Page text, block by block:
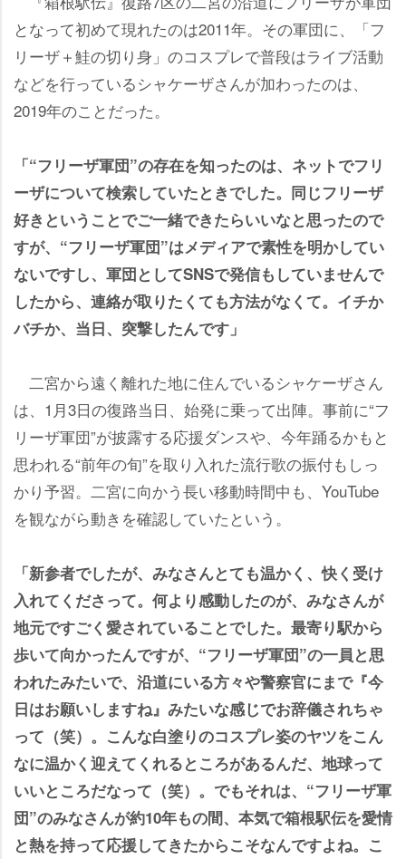
となって初めて現れたのは2011年。その軍団に、「フ
リーザ＋鮭の切り身」のコスプレで普段はライブ活動
などを行っているシャケーザさんが加わったのは、
2019年のことだった。
「“フリーザ軍団”の存在を知ったのは、ネットでフリ
ーザについて検索していたときでした。同じフリーザ
好きということでご一緒できたらいいなと思ったので
すが、“フリーザ軍団”はメディアで素性を明かしてい
ないですし、軍団としてSNSで発信もしていませんで
したから、連絡が取りたくても方法がなくて。イチか
バチか、当日、突撃したんです」
二宮から遠く離れた地に住んでいるシャケーザさん
は、1月3日の復路当日、始発に乗って出陣。事前に“フ
リーザ軍団”が披露する応援ダンスや、今年踊るかもと
思われる“前年の旬”を取り入れた流行歌の振付もしっ
かり予習。二宮に向かう長い移動時間中も、YouTube
を観ながら動きを確認していたという。
「新参者でしたが、みなさんとても温かく、快く受け
入れてくださって。何より感動したのが、みなさんが
地元ですごく愛されていることでした。最寄り駅から
歩いて向かったんですが、“フリーザ軍団”の一員と思
われたみたいで、沿道にいる方々や警察官にまで『今
日はお願いしますね』みたいな感じでお辞儀されちゃ
って（笑）。こんな白塗りのコスプレ姿のヤツをこん
なに温かく迎えてくれるところがあるんだ、地球って
いいところだなって（笑）。でもそれは、“フリーザ軍
団”のみなさんが約10年もの間、本気で箱根駅伝を愛情
と熱を持って応援してきたからこそなんですよね。こ